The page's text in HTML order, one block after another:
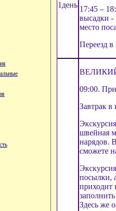
1день 17:45 –
высадки -
место
Переезд
09:00.
Завтрак в
швейная
нарядов.
сможете
посылки,
приходит
Здесь же